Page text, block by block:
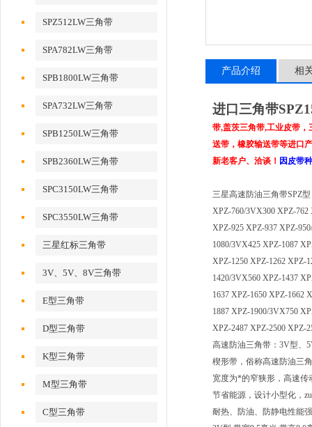
SPZ512LW三角带
SPA782LW三角带
SPB1800LW三角带
SPA732LW三角带
SPB1250LW三角带
SPB2360LW三角带
SPC3150LW三角带
SPC3550LW三角带
三星红标三角带
3V、5V、8V三角带
E型三角带
D型三角带
K型三角带
M型三角带
C型三角带
产品介绍 相
进口三角带
带,盖茨三角带,工业皮带
送带，橡胶输送带等进口
新老客户、洽谈！ 因皮带
三星高速防油三角带SPZ型
XPZ-760/3VX300 XPZ-762
XPZ-925 XPZ-937 XPZ-
1080/3VX425 XPZ-1087
XPZ-1250 XPZ-1262 XPZ-
1420/3VX560 XPZ-1437
1637 XPZ-1650 XPZ-1662
1887 XPZ-1900/3VX750
XPZ-2487 XPZ-2500 XPZ-
高速防油三角带：3V型、
楔形带，俗称高速防油三
宽度为*的窄狭形，高速传
节省能源，设计小型化，
耐热、防油、防静电性能